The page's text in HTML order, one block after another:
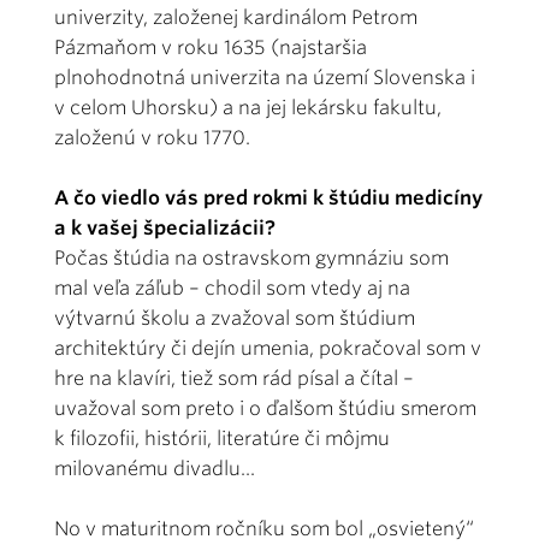
univerzity, založenej kardinálom Petrom
Pázmaňom v roku 1635 (najstaršia
plnohodnotná univerzita na území Slovenska i
v celom Uhorsku) a na jej lekársku fakultu,
založenú v roku 1770.
A čo viedlo vás pred rokmi k štúdiu medicíny
a k vašej špecializácii?
Počas štúdia na ostravskom gymnáziu som
mal veľa záľub – chodil som vtedy aj na
výtvarnú školu a zvažoval som štúdium
architektúry či dejín umenia, pokračoval som v
hre na klavíri, tiež som rád písal a čítal –
uvažoval som preto i o ďalšom štúdiu smerom
k filozofii, histórii, literatúre či môjmu
milovanému divadlu...
No v maturitnom ročníku som bol „osvietený“